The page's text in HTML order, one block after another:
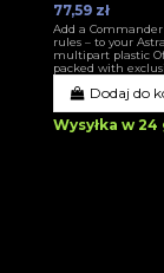
77,59 zł
Add a
rules – to your
multipart plastic
packed with
Dodaj do
Wysyłka w